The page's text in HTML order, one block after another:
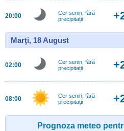
20:00
Cer senin, fără
precipitații
Marţi, 18 August
02:00
Cer senin, fără
precipitații
08:00
Cer senin, fără
precipitații
Prognoza meteo